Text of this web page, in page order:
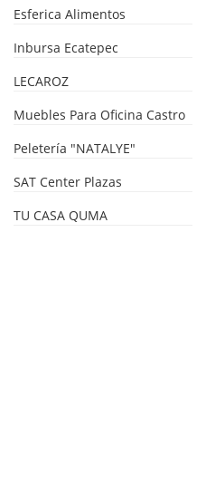
Esferica Alimentos
Inbursa Ecatepec
LECAROZ
Muebles Para Oficina Castro
Peletería "NATALYE"
SAT Center Plazas
TU CASA QUMA